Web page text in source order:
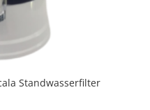
Standwasserfilter